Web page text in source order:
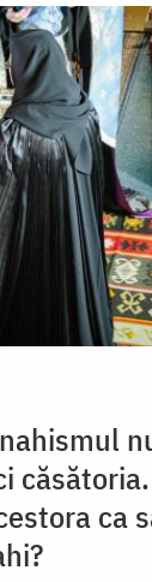
ca